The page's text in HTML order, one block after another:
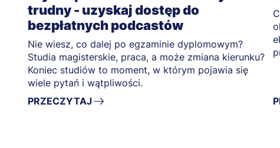
trudny - uzyskaj dostęp do
bezpłatnych podcastów
Nie wiesz, co dalej po egzaminie dyplomowym?
Studia magisterskie, praca, a może zmiana kierunku?
Koniec studiów to moment, w którym pojawia się
wiele pytań i wątpliwości.
PRZECZYTAJ